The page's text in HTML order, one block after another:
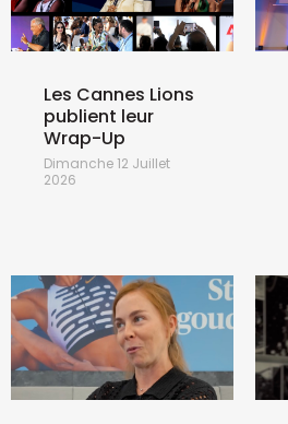
Les Cannes Lions
publient leur
Wrap-Up
Dimanche 12 Juillet
2026